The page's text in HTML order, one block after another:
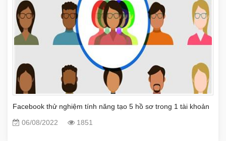
Facebook thử nghiệm tính năng tạo 5 hồ sơ trong 1 tài khoản
06/08/2022
1851